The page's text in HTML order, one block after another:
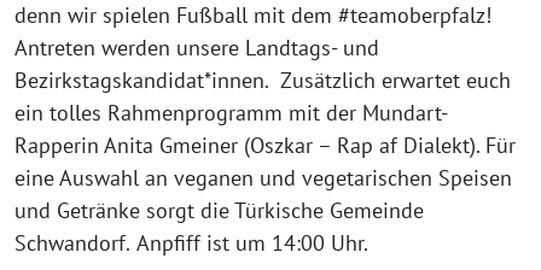
denn wir spielen Fußball mit dem #teamoberpfalz!
Antreten werden unsere Landtags- und
Bezirkstagskandidat*innen. Zusätzlich erwartet euch
ein tolles Rahmenprogramm mit der Mundart-
Rapperin Anita Gmeiner (Oszkar – Rap af Dialekt). Für
eine Auswahl an veganen und vegetarischen Speisen
und Getränke sorgt die Türkische Gemeinde
Schwandorf. Anpfiff ist um 14:00 Uhr.